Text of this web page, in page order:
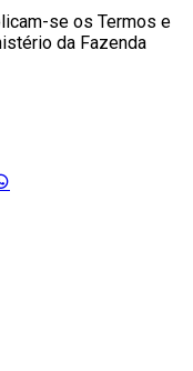
se os Termos e
da Fazenda